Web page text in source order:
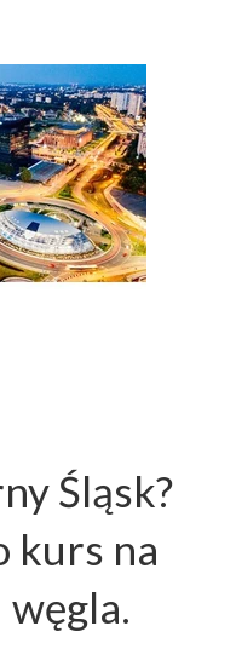
Śląsk?
kurs na
węgla.